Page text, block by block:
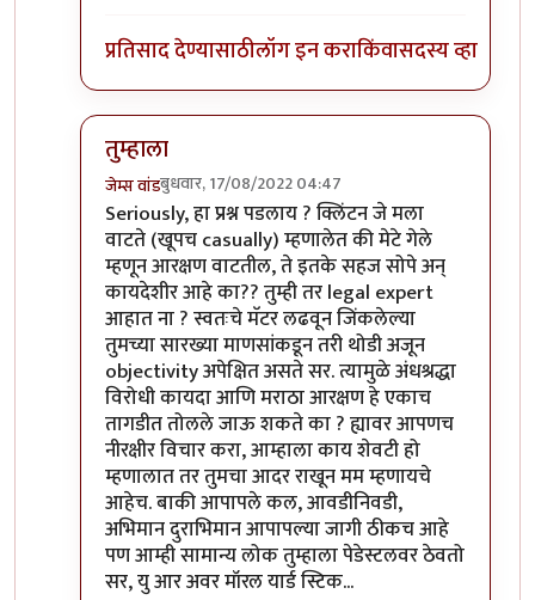
प्रतिसाद देण्यासाठीलॉग इन कराकिंवासदस्य व्हा
तुम्हाला
जेम्स वांडबुधवार, 17/08/2022 04:47
In reply toएक कायदाच मुळात घटनासंमत
Seriously, हा प्रश्न पडलाय ? क्लिंटन जे मला
वाटते (खूपच casually) म्हणालेत की मेटे गेले
म्हणून आरक्षण वाटतील, ते इतके सहज सोपे अन्
कायदेशीर आहे का?? तुम्ही तर legal expert
आहात ना ? स्वतःचे मॅटर लढवून जिंकलेल्या
तुमच्या सारख्या माणसांकडून तरी थोडी अजून
objectivity अपेक्षित असते सर. त्यामुळे अंधश्रद्धा
विरोधी कायदा आणि मराठा आरक्षण हे एकाच
तागडीत तोलले जाऊ शकते का ? ह्यावर आपणच
नीरक्षीर विचार करा, आम्हाला काय शेवटी हो
म्हणालात तर तुमचा आदर राखून मम म्हणायचे
आहेच. बाकी आपापले कल, आवडीनिवडी,
अभिमान दुराभिमान आपापल्या जागी ठीकच आहे
पण आम्ही सामान्य लोक तुम्हाला पेडेस्टलवर ठेवतो
सर, यु आर अवर मॉरल यार्ड स्टिक...